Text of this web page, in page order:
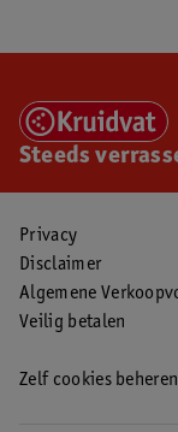
Steeds
Privacy
Disclaimer
Algemene
Veilig betalen
Zelf cookies beheren